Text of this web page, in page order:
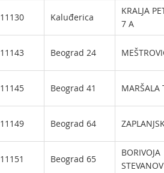
11130 Kaluđerica
KRALJA
7 A
11143 Beograd 24
11145 Beograd 41 MARŠALA
11149 Beograd 64
11151 Beograd 65
BORIVOJA